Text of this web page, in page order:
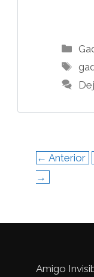
← Anterior
→
Amigo